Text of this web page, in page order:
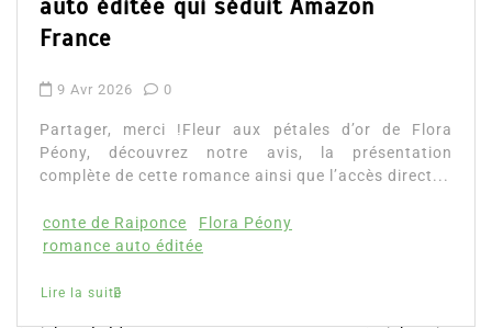
auto éditée qui séduit Amazon
France
9 Avr 2026 0
Partager, merci !Fleur aux pétales d’or de Flora
Péony, découvrez notre avis, la présentation
complète de cette romance ainsi que l’accès direct...
conte de Raiponce
Flora Péony
romance auto éditée
Lire la suite